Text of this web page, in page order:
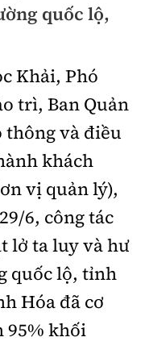
quốc lộ,
Khải, Phó
trì, Ban Quản
và điều
khách
vị quản lý),
6, công tác
lở ta luy và hư
quốc lộ, tỉnh
Hóa đã cơ
95% khối